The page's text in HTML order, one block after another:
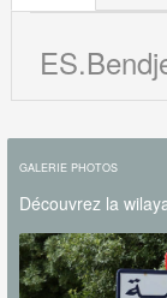
GALERIE PHOTOS
Découvrez la